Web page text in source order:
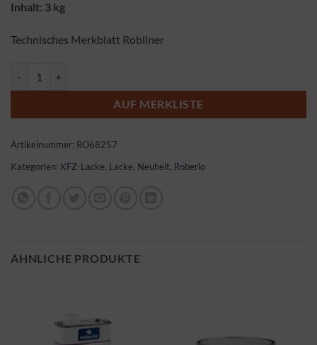
Inhalt: 3 kg
Technisches Merkblatt Robliner
AUF MERKLISTE
Artikelnummer: RO68257
Kategorien: KFZ-Lacke, Lacke, Neuheit, Roberlo
ÄHNLICHE PRODUKTE